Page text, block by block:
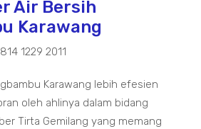
Air Bersih
Karawang
1229 2011
Karawang lebih efesien
oleh ahlinya dalam bidang
Tirta Gemilang yang memang